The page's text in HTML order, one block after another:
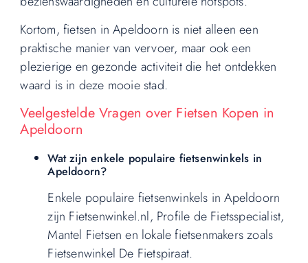
Kortom, fietsen in Apeldoorn is niet alleen een
praktische manier van vervoer, maar ook een
plezierige en gezonde activiteit die het ontdekken
waard is in deze mooie stad.
Veelgestelde Vragen over Fietsen Kopen in
Apeldoorn
Wat zijn enkele populaire fietsenwinkels in
Apeldoorn?
Enkele populaire fietsenwinkels in Apeldoorn
zijn Fietsenwinkel.nl, Profile de Fietsspecialist,
Mantel Fietsen en lokale fietsenmakers zoals
Fietsenwinkel De Fietspiraat.